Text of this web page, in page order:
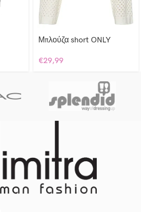
Μπλούζα short ONLY
€29,99